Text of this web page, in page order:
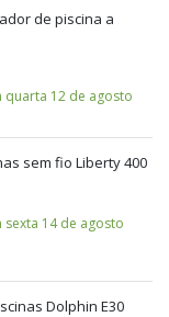
de piscina a
quarta 12 de agosto
sem fio Liberty 400
sexta 14 de agosto
Dolphin E30